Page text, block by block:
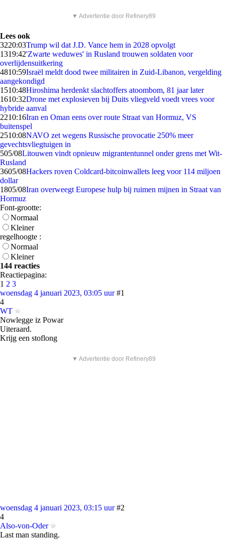
▼ Advertentie door Refinery89
Lees ook
3220:03Trump wil dat J.D. Vance hem in 2028 opvolgt
1319:42'Zwarte weduwes' in Rusland trouwen soldaten voor
overlijdensuitkering
4810:59Israël meldt dood twee militairen in Zuid-Libanon, vergelding
aangekondigd
1510:48Hiroshima herdenkt slachtoffers atoombom, 81 jaar later
1610:32Drone met explosieven bij Duits vliegveld voedt vrees voor
hybride aanval
2210:16Iran en Oman eens over route Straat van Hormuz, VS
buitenspel
2510:08NAVO zet wegens Russische provocatie 250% meer
gevechtsvliegtuigen in
505/08Litouwen vindt opnieuw migrantentunnel onder grens met Wit-
Rusland
3605/08Hackers roven Coldcard-bitcoinwallets leeg voor 114 miljoen
dollar
1805/08Iran overweegt Europese hulp bij ruimen mijnen in Straat van
Hormuz
Font-grootte:
Normaal
Kleiner
regelhoogte :
Normaal
Kleiner
144 reacties
Reactiepagina:
1 2 3
woensdag 4 januari 2023, 03:05 uur #1
4
WT
Nowlegge iz Powar
Uiteraard.
Krijg een stoflong
▼ Advertentie door Refinery89
woensdag 4 januari 2023, 03:15 uur #2
4
Also-von-Oder
Last man standing.